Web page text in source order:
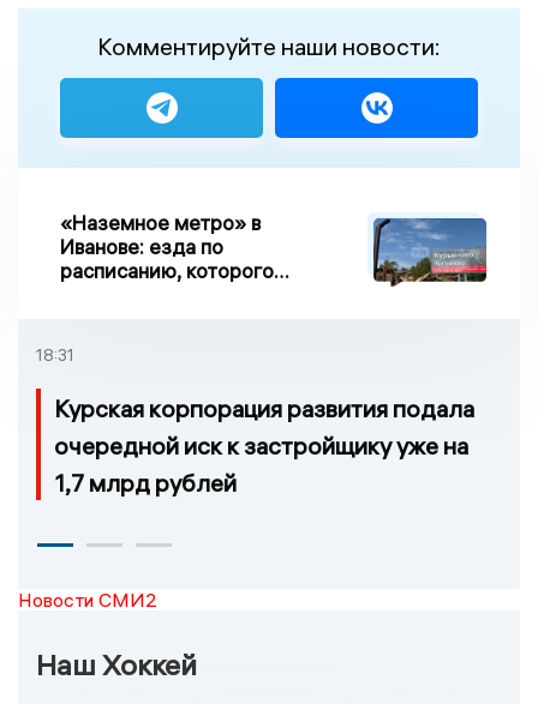
Комментируйте наши новости:
«Наземное метро» в
Иванове: езда по
расписанию, которого
18:31
Курская корпорация развития подала
очередной иск к застройщику уже на
1,7 млрд рублей
Новости СМИ2
Наш Хоккей